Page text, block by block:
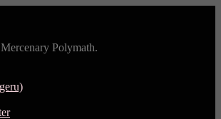
Polymath.